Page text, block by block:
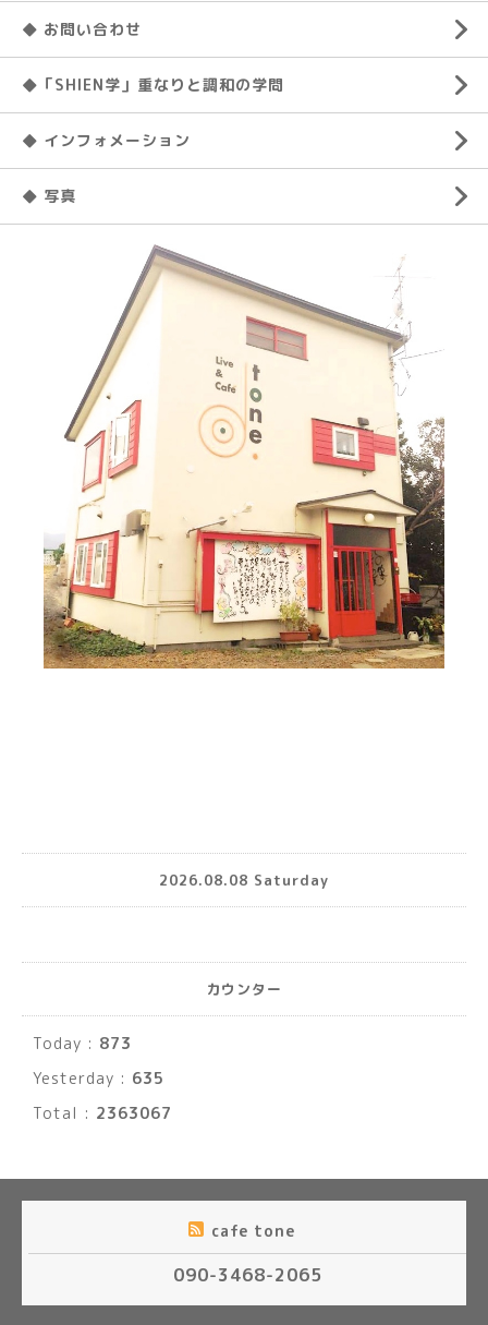
◆ お問い合わせ
◆「SHIEN学」重なりと調和の学問
◆ インフォメーション
◆ 写真
2026.08.08 Saturday
カウンター
Today : 873
Yesterday : 635
Total : 2363067
cafe tone
090-3468-2065